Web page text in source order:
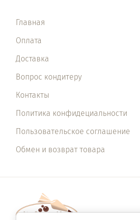
Главная
Оплата
Доставка
Вопрос кондитеру
Контакты
Политика конфидециальности
Пользовательское соглашение
Обмен и возврат товара